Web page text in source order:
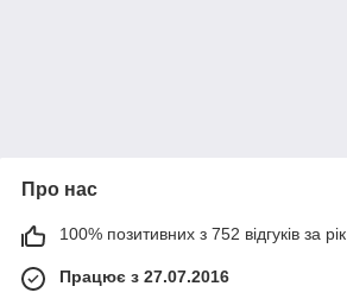
Про нас
100% позитивних з 752 відгуків за рік
Працює з 27.07.2016